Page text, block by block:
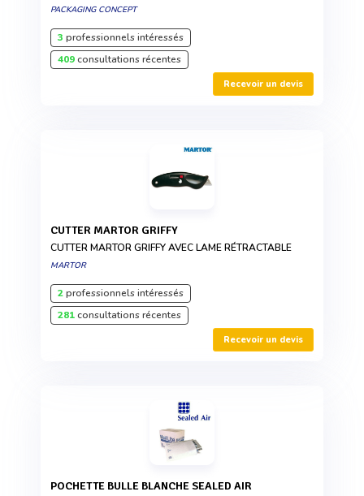
PACKAGING CONCEPT
3 professionnels intéressés
409consultations récentes
Recevoir un devis
CUTTER MARTOR GRIFFY
CUTTER MARTOR GRIFFY AVEC LAME RÉTRACTABLE
MARTOR
2professionnels intéressés
281consultations récentes
Recevoir un devis
POCHETTE BULLE BLANCHE SEALED AIR